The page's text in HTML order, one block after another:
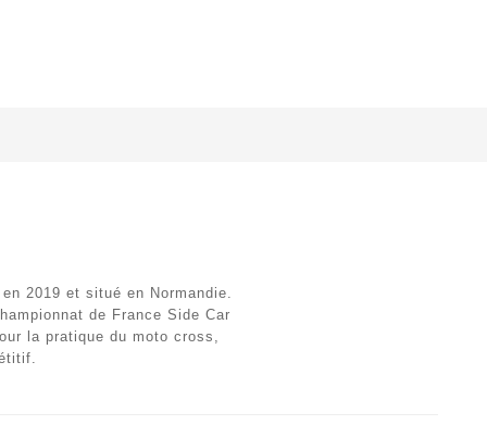
2019 et situé en Normandie.
de France Side Car
la pratique du moto cross,